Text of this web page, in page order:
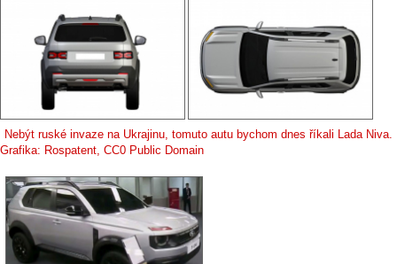
Nebýt ruské invaze na Ukrajinu, tomuto autu bychom dnes říkali Lada Niva.
Grafika: Rospatent, CC0 Public Domain